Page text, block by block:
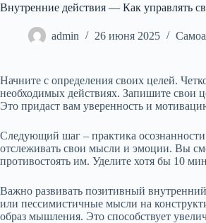
Внутренние действия — Как управлять
admin 26 июня 2025
Начните с определения своих целей.
необходимых действиях. Запишите свои
Это придаст вам уверенность и
Следующий шаг – практика
отслеживать свои мысли и эмоции. Вы
противостоять им. Уделите хотя бы 10
Важно развивать позитивный
или пессимистичные мысли на
образ мышления. Это способствует